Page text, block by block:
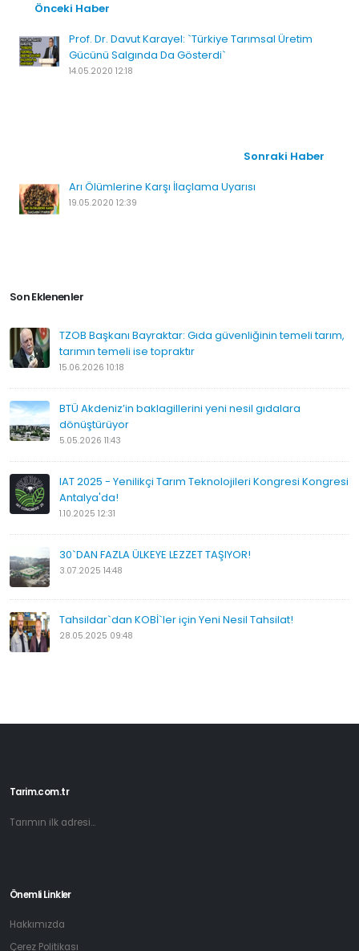
Önceki Haber
Prof. Dr. Davut Karayel: `Türkiye Tarımsal Üretim
Gücünü Salgında Da Gösterdi`
14.05.2020 12:18
Sonraki Haber
Arı Ölümlerine Karşı İlaçlama Uyarısı
19.05.2020 12:39
Son Eklenenler
TZOB Başkanı Bayraktar: Gıda güvenliğinin temeli tarım,
tarımın temeli ise topraktır
15.06.2026 10:18
BTÜ Akdeniz’in baklagillerini yeni nesil gıdalara
dönüştürüyor
5.05.2026 11:43
IAT 2025 - Yenilikçi Tarım Teknolojileri Kongresi Kongresi
Antalya'da!
1.10.2025 12:31
30`DAN FAZLA ÜLKEYE LEZZET TAŞIYOR!
3.07.2025 14:48
Tahsildar`dan KOBİ`ler için Yeni Nesil Tahsilat!
28.05.2025 09:48
Tarim.com.tr
Tarımın ilk adresi...
Önemli Linkler
Hakkımızda
Çerez Politikası